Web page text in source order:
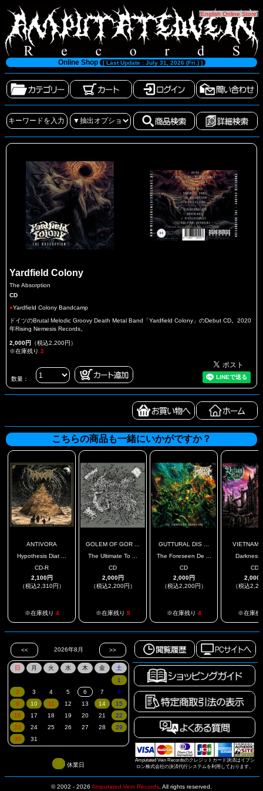
[English Online Store]
Online Shop [ Last Update : July 31, 2026 (Fri.) ]
Yardfield Colony
The Absorption
CD
●Yardfield Colony Bandcamp
ドイツのBrutal Melodic Groovy Death Metal Band「Yardfield Colony」のDebut CD。2020
年Rising Nemesis Records。
2,000円 （税込2,200円）
※在庫残り 2
数量：
こちらの商品も一緒にいかがですか？
ANTIVORA
Hypothesis Diat ...
CD-R
2,100円
（税込2,310円）
※在庫残り 4
GOLEM OF GOR ...
The Ultimate To ...
CD
2,000円
（税込2,200円）
※在庫残り 5
GUTTURAL DIS ...
The Foreseen De ...
CD
2,000円
（税込2,200円）
※在庫残り 4
VIETNAM
Darkness
CD
2,000
（税込
※在庫残
Amputated Vein Recordsのクレジットカード決済はイプシ
ロン株式会社の決済代行システムを利用しております。
休業日
© 2002 - 2026 Amputated Vein Records All rights reserved.